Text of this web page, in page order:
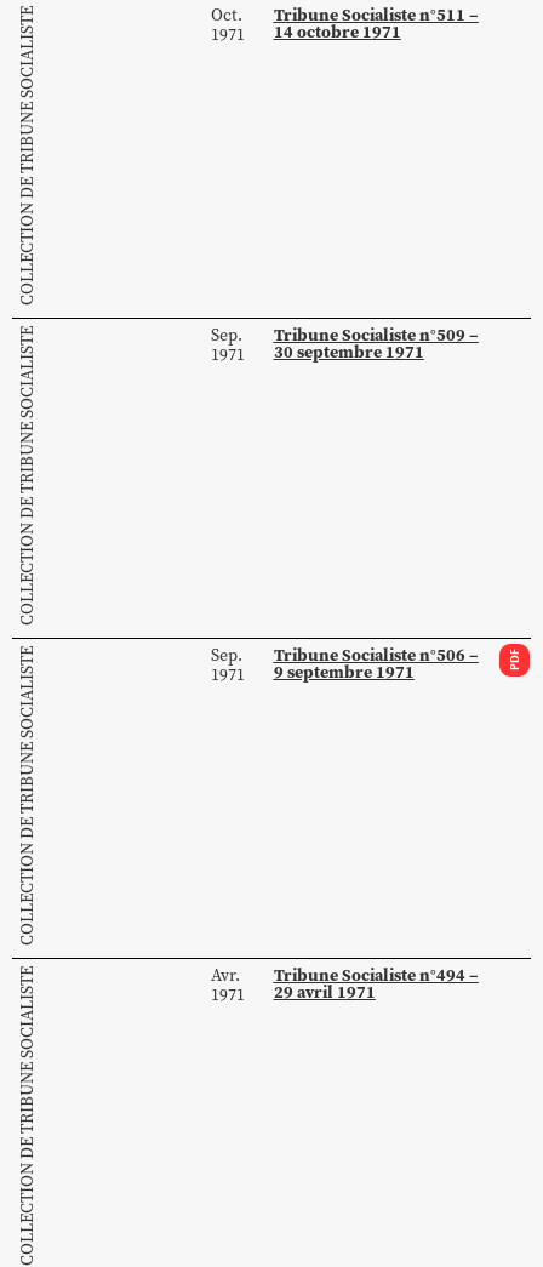
COLLECTION DE TRIBUNE SOCIALISTE
Oct.
1971
Tribune Socialiste n°511 –
14 octobre 1971
COLLECTION DE TRIBUNE SOCIALISTE
Sep.
1971
Tribune Socialiste n°509 –
30 septembre 1971
COLLECTION DE TRIBUNE SOCIALISTE
Sep.
1971
Tribune Socialiste n°506 –
9 septembre 1971 PDF
COLLECTION DE TRIBUNE SOCIALISTE
Avr.
1971
Tribune Socialiste n°494 –
29 avril 1971